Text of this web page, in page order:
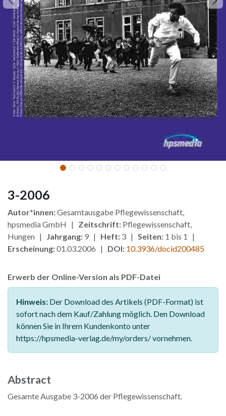
3-2006
Autor*innen:Gesamtausgabe Pflegewissenschaft,
hpsmedia GmbH | Zeitschrift: Pflegewissenschaft,
Hungen | Jahrgang: 9 | Heft: 3 | Seiten: 1 bis 1 |
Erscheinung:01.03.2006 | DOI: 10.3936/docid200485
Erwerb der Online-Version als PDF-Datei
Hinweis: Der Download des Artikels (PDF-Format) ist
sofort nach dem Kauf/Zahlung möglich. Den Download
können Sie in Ihrem Kundenkonto unter
https://hpsmedia-verlag.de/my/orders/ vornehmen.
Abstract
Gesamte Ausgabe 3-2006 der Pflegewissenschaft.